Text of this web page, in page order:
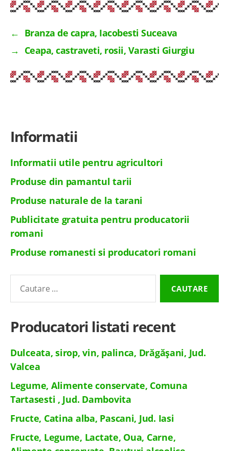
← Branza de capra, Iacobesti Suceava
→ Ceapa, castraveti, rosii, Varasti Giurgiu
Informatii
Informatii utile pentru agricultori
Produse din pamantul tarii
Produse naturale de la tarani
Publicitate gratuita pentru producatorii
romani
Produse romanesti si producatori romani
pentru:
Producatori listati recent
Dulceata, sirop, vin, palinca, Drăgășani, Jud.
Valcea
Legume, Alimente conservate, Comuna
Tartasesti , Jud. Dambovita
Fructe, Catina alba, Pascani, Jud. Iasi
Fructe, Legume, Lactate, Oua, Carne,